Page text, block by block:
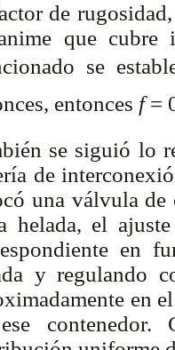
de rugosidad,
que cubre
se
entonces f=
se siguió lo
de
una válvula de
helada, el
en
y regulando
en
contenedor.